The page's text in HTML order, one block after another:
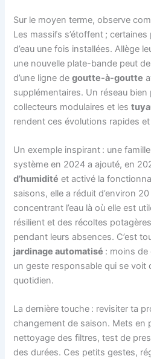
Sur le moyen terme, observe
Les massifs s’étoffent ;
d’eau une fois installées. Allège
une nouvelle plate-bande peut
d’une ligne degoutte-à-goutte
supplémentaires. Un réseau bien
collecteurs modulaires et les
rendent ces évolutions rapides
Un exemple inspirant : une
système en 2024 a ajouté, en
d’humidité et activé la
saisons, elle a réduit d’environ
concentrant l’eau là où elle est
résilient et des récoltes
pendant leurs absences. C’est
jardinage automatisé : moins de
un geste responsable qui se voit
quotidien.
La dernière touche : revisiter ta
changement de saison. Mets en
nettoyage des filtres, test de
des durées. Ces petits gestes,